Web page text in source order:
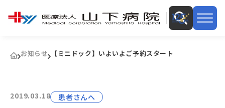
お知らせ 【ミニドック】いよいよご予約スタート
2019.03.18 患者さんへ